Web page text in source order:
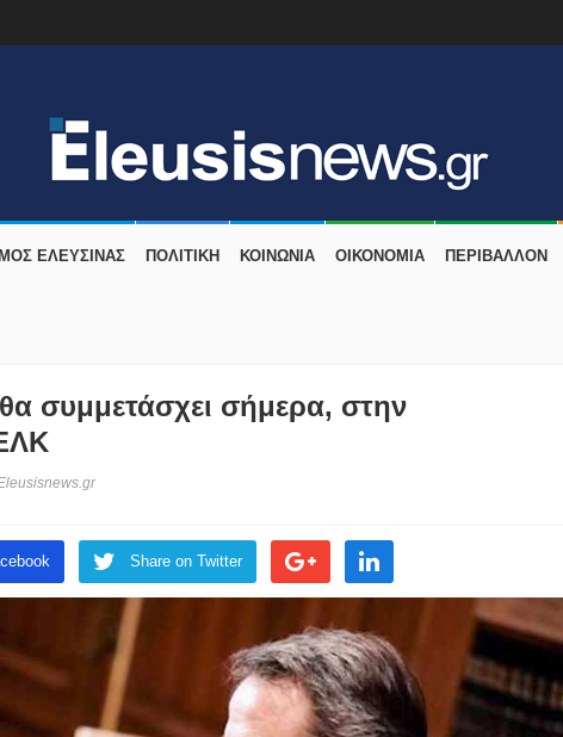
ΕΛΕΥΣΊΝΑΣ ΠΟΛΙΤΙΚΗ ΚΟΙΝΩΝΙΑ ΟΙΚΟΝΟΜΙΑ ΠΕΡΙΒΑΛΛΟΝ
συμμετάσχει σήμερα, στην
Share on Twitter